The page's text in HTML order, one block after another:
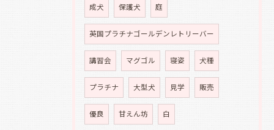
成犬 保護犬 庭
英国プラチナゴールデンレトリーバー
講習会 マグゴル 寝姿 犬種
プラチナ 大型犬 見学 販売
優良 甘えん坊 白